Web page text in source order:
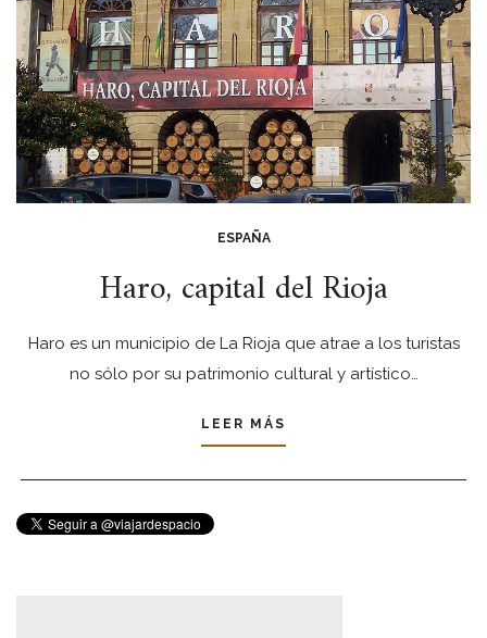
ESPAÑA
Haro, capital del Rioja
Haro es un municipio de La Rioja que atrae a los turistas
no sólo por su patrimonio cultural y artístico…
LEER MÁS